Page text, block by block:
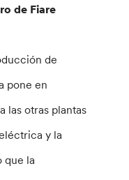
de Fiare
de
pone en
las otras plantas
y la
que la